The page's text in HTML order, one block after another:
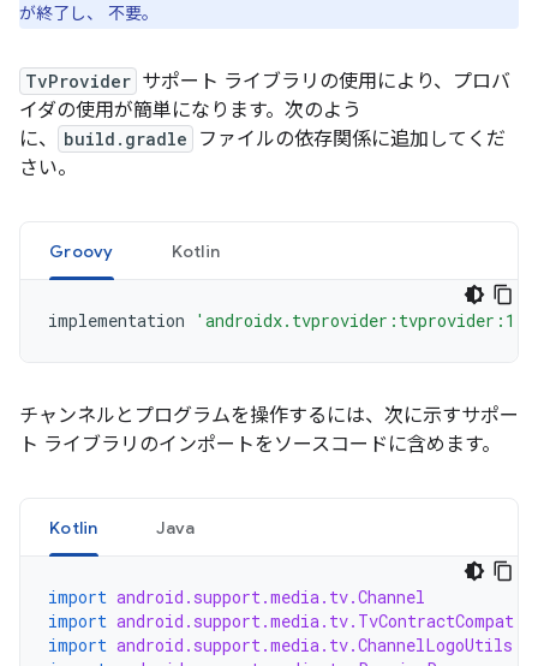
が終了し、 不要。
TvProvider サポート ライブラリの使用により、プロバ
イダの使用が簡単になります。次のよう
に、
build.gradle
ファイルの依存関係に追加してくだ
さい。
Groovy Kotlin
implementation
チャンネルとプログラムを操作するには、次に示すサポー
ト ライブラリのインポートをソースコードに含めます。
Kotlin Java
import android.support.media.tv.Channel
import android.support.media.tv.TvContractCompat
import android.support.media.tv.ChannelLogoUtils